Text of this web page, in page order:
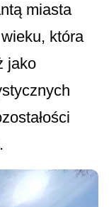
miasta
która
jako